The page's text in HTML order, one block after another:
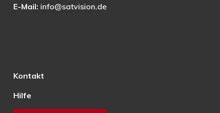
E-Mail: info@satvision.de
Kontakt
Hilfe